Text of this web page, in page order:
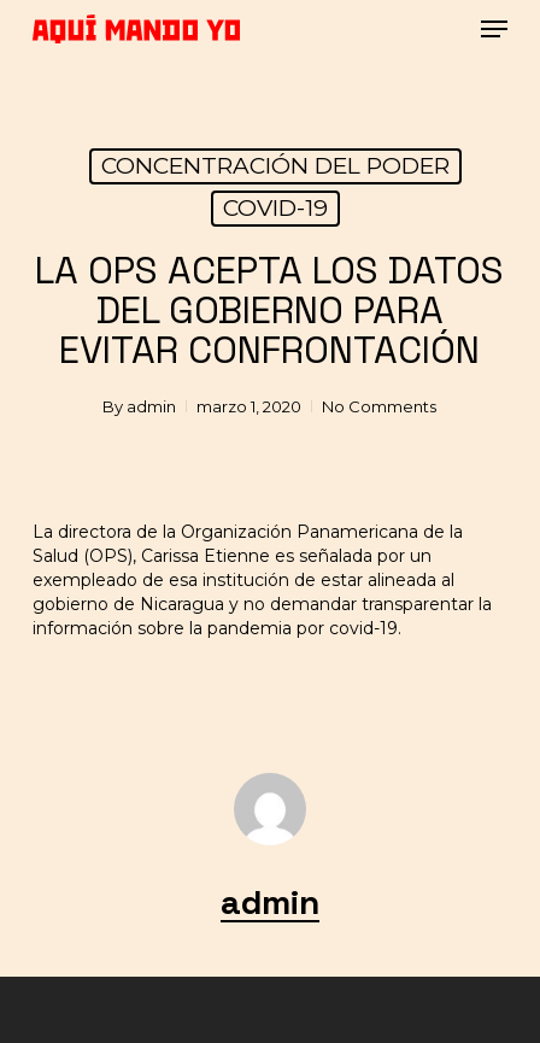
CONCENTRACIÓN DEL PODER
COVID-19
LA OPS ACEPTA LOS DATOS
DEL GOBIERNO PARA
EVITAR CONFRONTACIÓN
By admin marzo 1, 2020 No Comments
La directora de la Organización Panamericana de la
Salud (OPS), Carissa Etienne es señalada por un
exempleado de esa institución de estar alineada al
gobierno de Nicaragua y no demandar transparentar la
información sobre la pandemia por covid-19.
admin